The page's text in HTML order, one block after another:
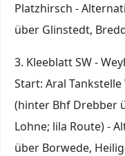
Platzhirsch -
über Glinstedt,
3. Kleeblatt SW -
Start: Aral
(hinter Bhf Drebber
Lohne; lila Route) -
über Borwede,